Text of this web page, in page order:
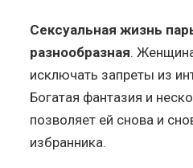
Сексуальная жизнь
разнообразная.
исключать запреты из
Богатая фантазия и
позволяет ей снова и
избранника.